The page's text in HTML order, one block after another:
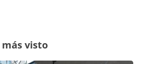
más visto